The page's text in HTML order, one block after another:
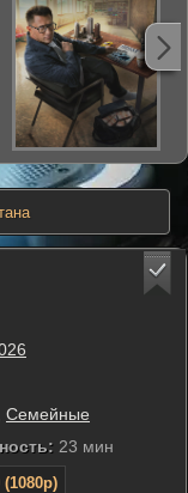
Семейные
23 мин
(1080p)